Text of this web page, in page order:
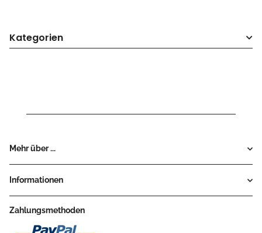
Kategorien
Mehr über ...
Informationen
Zahlungsmethoden